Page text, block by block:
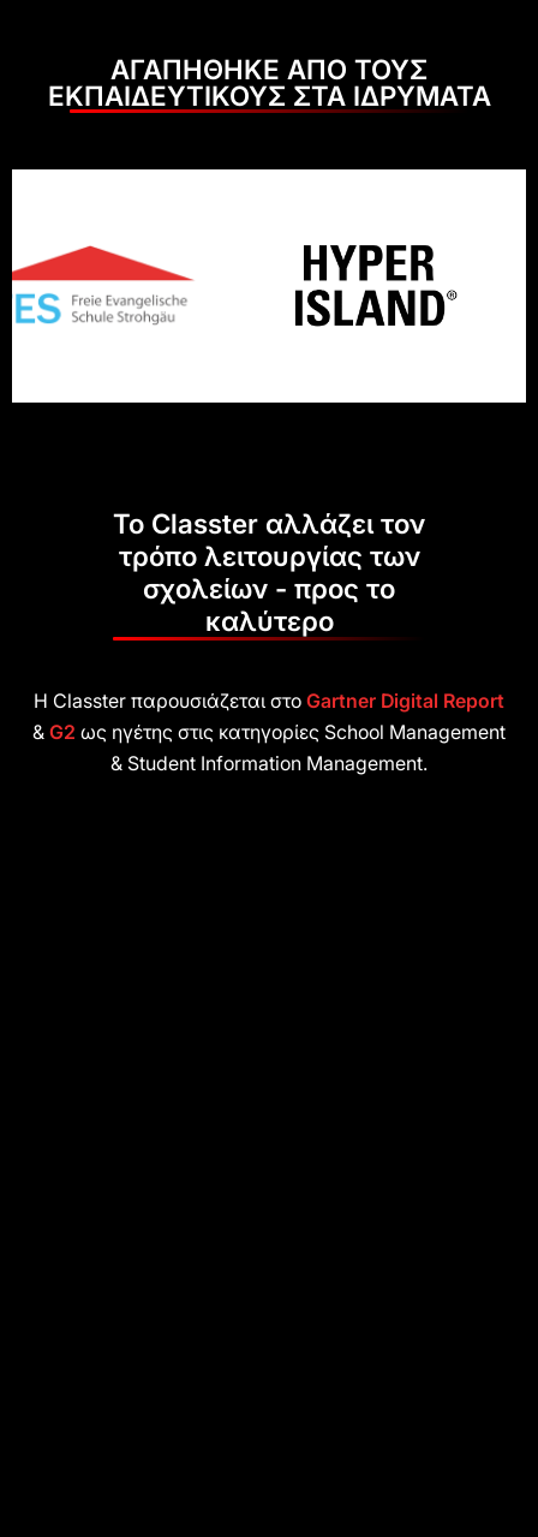
ΑΓΑΠΗΘΗΚΕ ΑΠΟ ΤΟΥΣ
ΕΚΠΑΙΔΕΥΤΙΚΟΥΣ ΣΤΑ ΙΔΡΥΜΑΤΑ
Το Classter αλλάζει τον
τρόπο λειτουργίας των
σχολείων - προς το
καλύτερο
Η Classter παρουσιάζεται στο Gartner Digital Report
& G2 ως ηγέτης στις κατηγορίες School Management
& Student Information Management.